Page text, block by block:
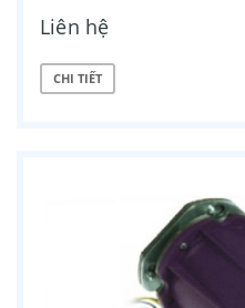
Liên hệ
CHI TIẾT